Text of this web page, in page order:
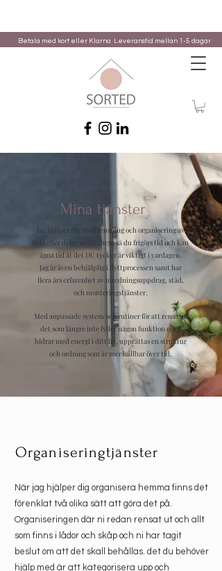
Betala med kort eller Klarna Leveranstid mellan 1-5 dagar
Mina tjänster
Jag hjälper dig med rensning och organisering av
hela eller delar av ditt hem så du frigörs tid och kan
ägna tid åt det DU tycker är viktigt i vardagen.
Jag är även behjälplig i flyttprocessen samt har
flera års erfarenhet av inredningsuppdrag, städ,
och monteringstjänster.
Med anpassade system och rutiner för att rensa ut
det som längre inte fyller någon funktion eller
bidrar med energi i ditt liv, upprättas en struktur
och ordning som är mer hållbar över tid.
Organiseringtjänster
När jag hjälper dig organisera hemma finns det
förenklat två olika sätt att göra det på.
Organiseringen där ni redan rensat ut och allt
som finns i lådor och skåp och ni har tagit
beslut om att det skall behållas. det du behöver
hjälp med är att kategorisera upp och